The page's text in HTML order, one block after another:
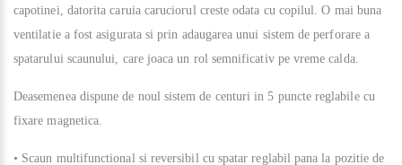
capotinei, datorita caruia caruciorul creste odata cu copilul. O mai buna
ventilatie a fost asigurata si prin adaugarea unui sistem de perforare a
spatarului scaunului, care joaca un rol semnificativ pe vreme calda.
Deasemenea dispune de noul sistem de centuri in 5 puncte reglabile cu
fixare magnetica.
• Scaun multifunctional si reversibil cu spatar reglabil pana la pozitie de